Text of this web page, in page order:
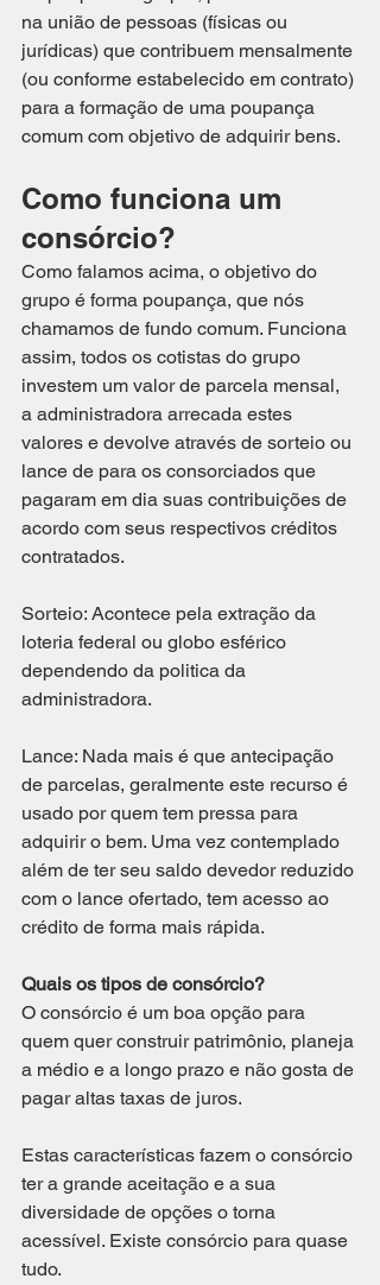
na união de pessoas (físicas ou
jurídicas) que contribuem mensalmente
(ou conforme estabelecido em contrato)
para a formação de uma poupança
comum com objetivo de adquirir bens.
Como funciona um
consórcio?
Como falamos acima, o objetivo do
grupo é forma poupança, que nós
chamamos de fundo comum. Funciona
assim, todos os cotistas do grupo
investem um valor de parcela mensal,
a administradora arrecada estes
valores e devolve através de sorteio ou
lance de para os consorciados que
pagaram em dia suas contribuições de
acordo com seus respectivos créditos
contratados.
Sorteio: Acontece pela extração da
loteria federal ou globo esférico
dependendo da politica da
administradora.
Lance: Nada mais é que antecipação
de parcelas, geralmente este recurso é
usado por quem tem pressa para
adquirir o bem. Uma vez contemplado
além de ter seu saldo devedor reduzido
com o lance ofertado, tem acesso ao
crédito de forma mais rápida.
Quais os tipos de consórcio?
O consórcio é um boa opção para
quem quer construir patrimônio, planeja
a médio e a longo prazo e não gosta de
pagar altas taxas de juros.
Estas características fazem o consórcio
ter a grande aceitação e a sua
diversidade de opções o torna
acessível. Existe consórcio para quase
tudo.